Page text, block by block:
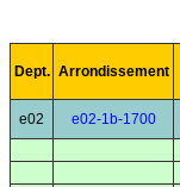
Dept. Arrondissement
e02 e02-1b-1700